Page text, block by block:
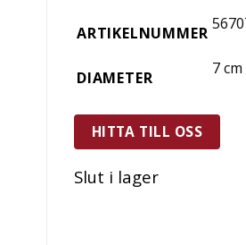
ARTIKELNUMMER
DIAMETER 7 cm
HITTA TILL OSS
Slut i lager